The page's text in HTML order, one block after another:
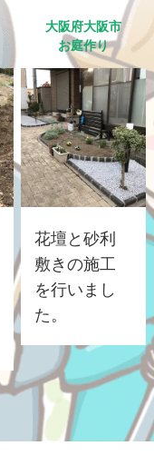
大阪府大阪市
お庭作り
花壇と砂利
敷きの施工
を行いまし
た。